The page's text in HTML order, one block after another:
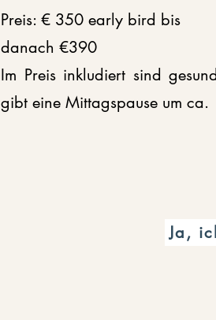
Preis: € 350 early bird bis
danach €390
​​Im Preis inkludiert sind
gibt eine Mittagspause um
Ja,